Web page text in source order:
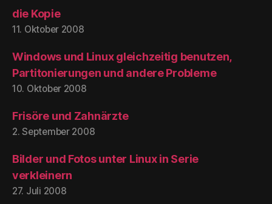
die Kopie
11. Oktober 2008
Windows und Linux gleichzeitig benutzen,
Partitonierungen und andere Probleme
10. Oktober 2008
Frisöre und Zahnärzte
2. September 2008
Bilder und Fotos unter Linux in Serie
verkleinern
27. Juli 2008